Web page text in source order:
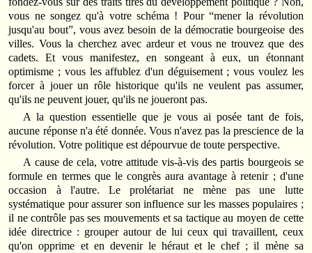
vous ne songez qu'à votre schéma ! Pour “mener la révolution
jusqu'au bout”, vous avez besoin de la démocratie bourgeoise des
villes. Vous la cherchez avec ardeur et vous ne trouvez que des
cadets. Et vous manifestez, en songeant à eux, un étonnant
optimisme ; vous les affublez d'un déguisement ; vous voulez les
forcer à jouer un rôle historique qu'ils ne veulent pas assumer,
qu'ils ne peuvent jouer, qu'ils ne joueront pas.
A la question essentielle que je vous ai posée tant de fois,
aucune réponse n'a été donnée. Vous n'avez pas la prescience de la
révolution. Votre politique est dépourvue de toute perspective.
A cause de cela, votre attitude vis‑à‑vis des partis bourgeois se
formule en termes que le congrès aura avantage à retenir ; d'une
occasion à l'autre. Le prolétariat ne mène pas une lutte
systématique pour assurer son influence sur les masses populaires ;
il ne contrôle pas ses mouvements et sa tactique au moyen de cette
idée directrice : grouper autour de lui ceux qui travaillent, ceux
qu'on opprime et en devenir le héraut et le chef ; il mène sa